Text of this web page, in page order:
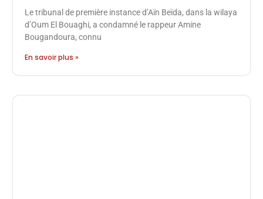
Le tribunal de première instance d’Aïn Beïda, dans la wilaya
d’Oum El Bouaghi, a condamné le rappeur Amine
Bougandoura, connu
En savoir plus »